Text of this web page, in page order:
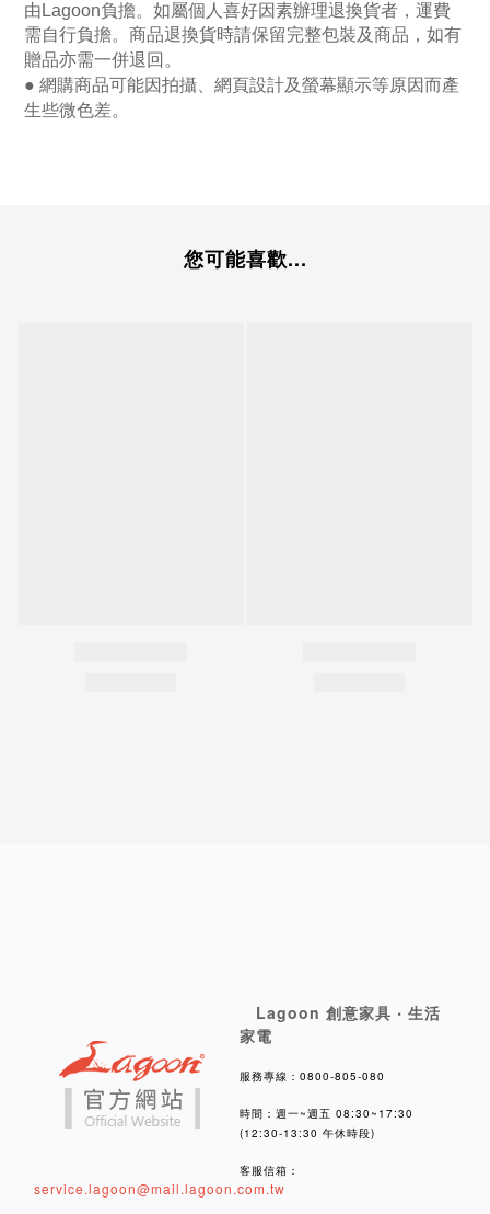
由Lagoon負擔。如屬個人喜好因素辦理退換貨者，運費
需自行負擔。商品退換貨時請保留完整包裝及商品，如有
贈品亦需一併退回。
● 網購商品可能因拍攝、網頁設計及螢幕顯示等原因而產
生些微色差。
您可能喜歡...
Lagoon 創意家具 ‧ 生活
家電
服務專線：0800-805-080
時間：週一~週五 08:30~17:30
(12:30-13:30 午休時段)
客服信箱：
service.lagoon@mail.lagoon.com.tw